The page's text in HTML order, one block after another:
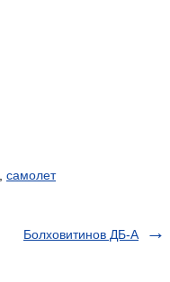
самолет
Болховитинов ДБ-А